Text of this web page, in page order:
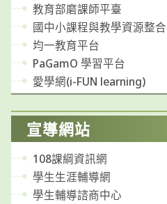
教育部磨課師平臺
國中小課程與教學資源整
均一教育平台
PaGamO 學習平台
愛學網(i-FUN learning)
宣導網站
108課綱資訊網
學生生涯輔導網
學生輔導諮商中心